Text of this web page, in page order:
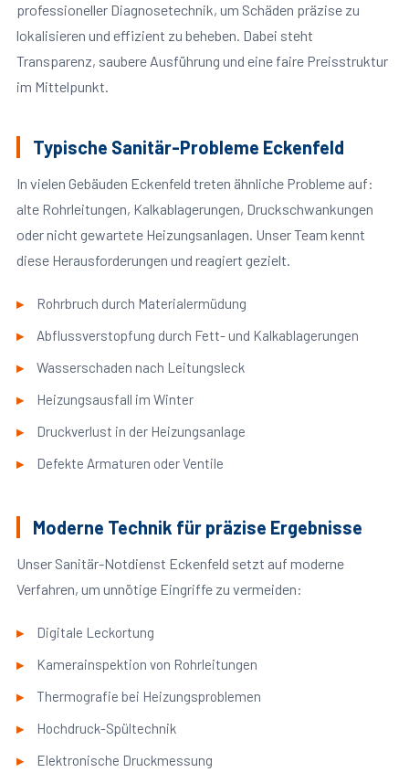
professioneller Diagnosetechnik, um Schäden präzise zu
lokalisieren und effizient zu beheben. Dabei steht
Transparenz, saubere Ausführung und eine faire Preisstruktur
im Mittelpunkt.
Typische Sanitär-Probleme Eckenfeld
In vielen Gebäuden Eckenfeld treten ähnliche Probleme auf:
alte Rohrleitungen, Kalkablagerungen, Druckschwankungen
oder nicht gewartete Heizungsanlagen. Unser Team kennt
diese Herausforderungen und reagiert gezielt.
Rohrbruch durch Materialermüdung
Abflussverstopfung durch Fett- und Kalkablagerungen
Wasserschaden nach Leitungsleck
Heizungsausfall im Winter
Druckverlust in der Heizungsanlage
Defekte Armaturen oder Ventile
Moderne Technik für präzise Ergebnisse
Unser Sanitär-Notdienst Eckenfeld setzt auf moderne
Verfahren, um unnötige Eingriffe zu vermeiden:
Digitale Leckortung
Kamerainspektion von Rohrleitungen
Thermografie bei Heizungsproblemen
Hochdruck-Spültechnik
Elektronische Druckmessung